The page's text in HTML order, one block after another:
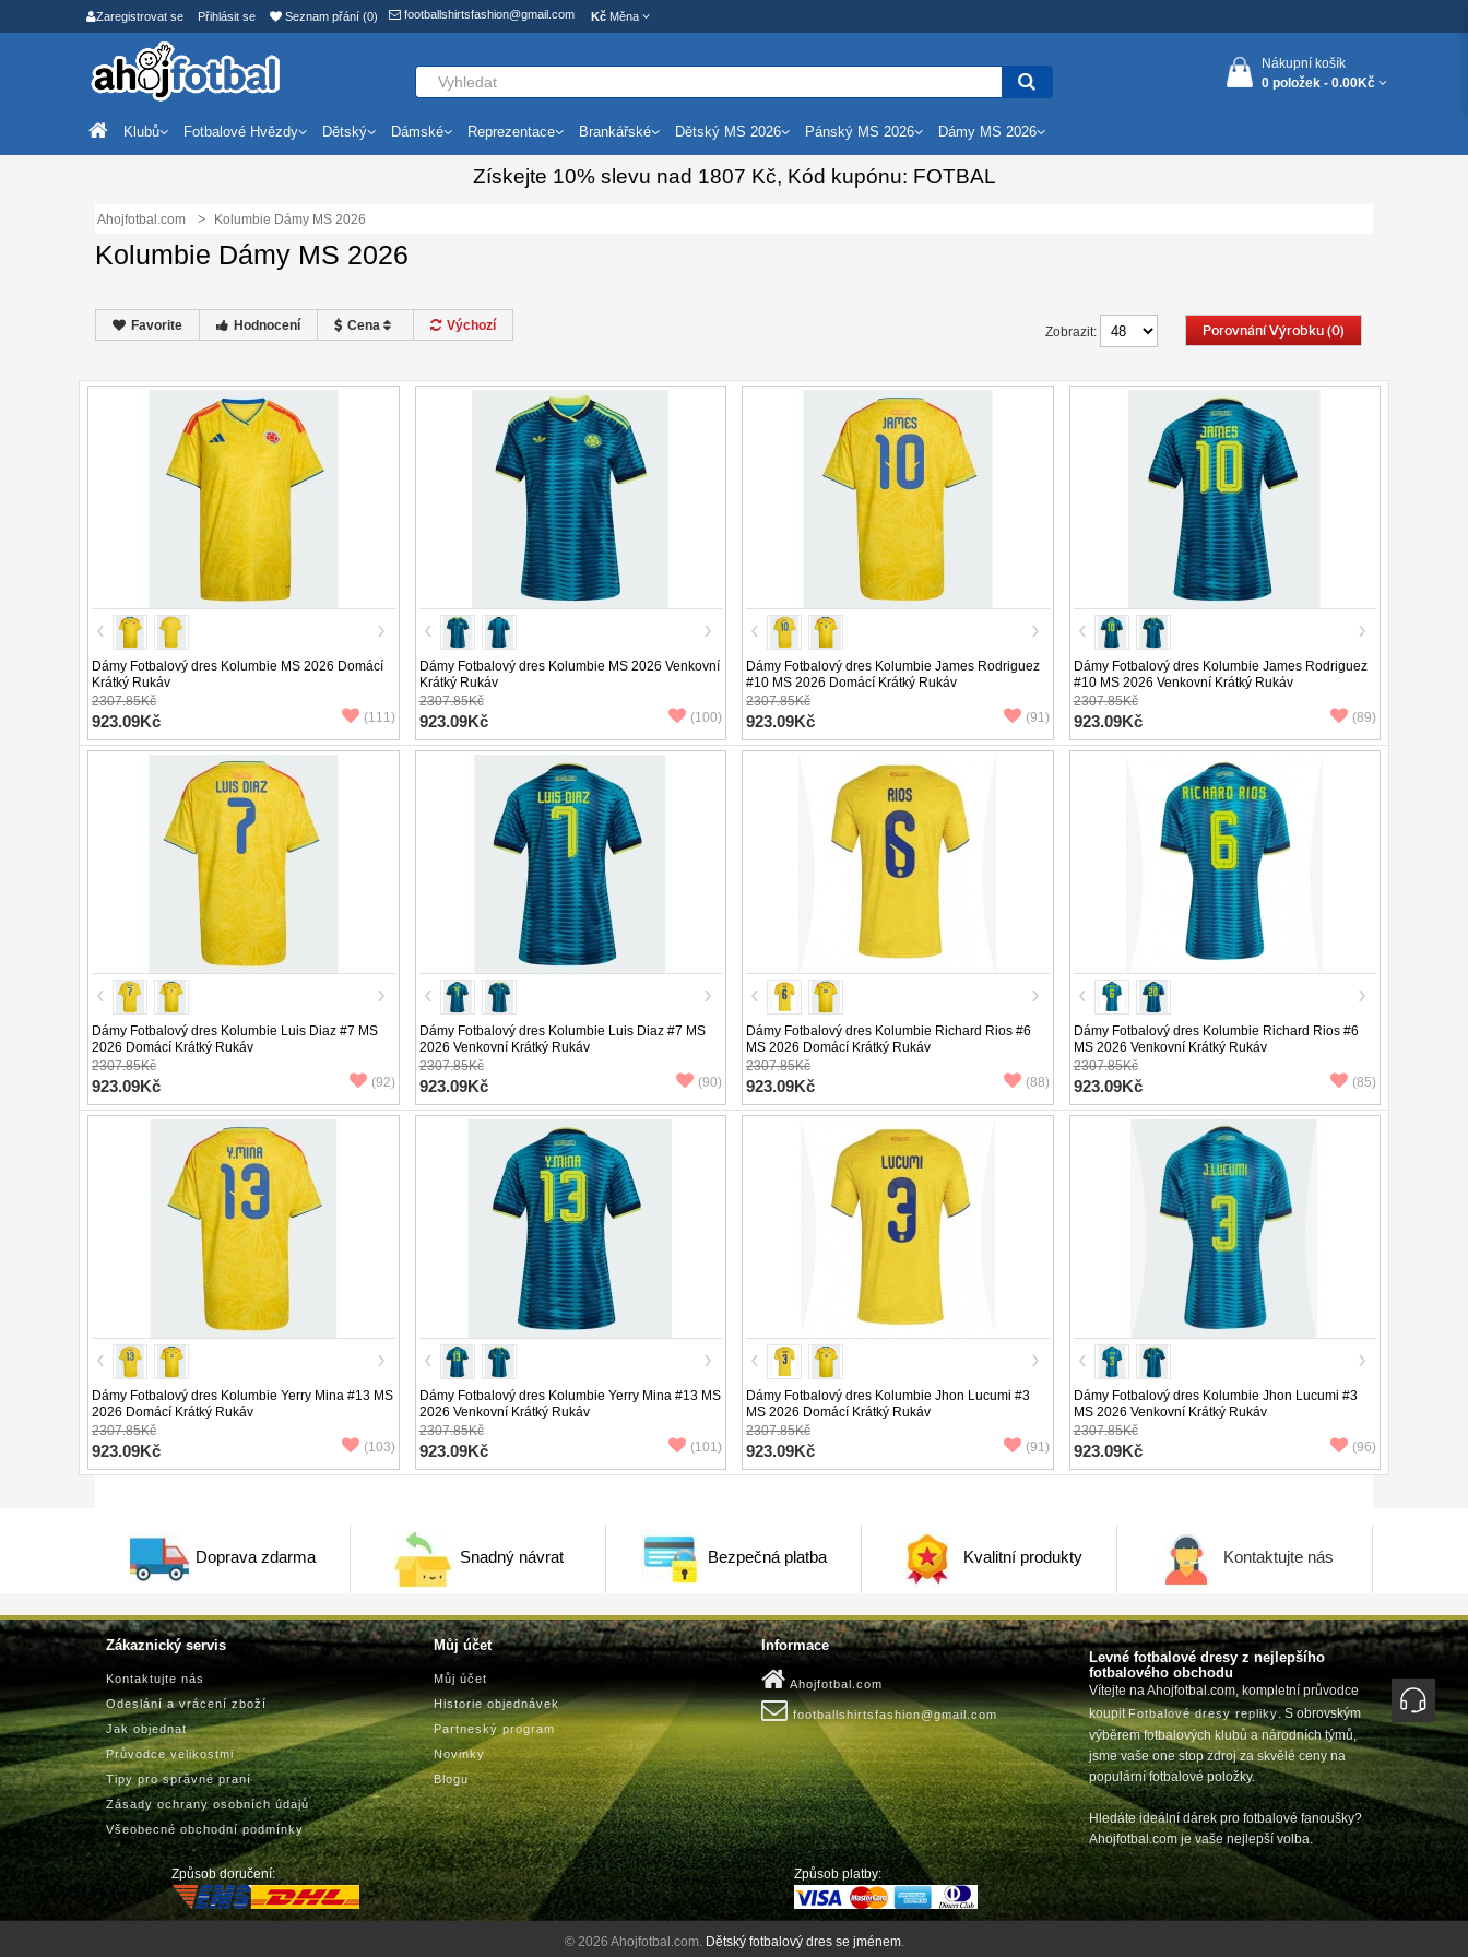
Zaregistrovat se Přihlásit se Seznam přání (0) footballshirtsfashion@gmail.com Kč Měna
Nákupní košík
0 položek - 0.00Kč
Klubů Fotbalové Hvězdy Dětský Dámské Reprezentace Brankářské Dětský MS 2026 Pánský MS 2026 Dámy MS 2026
Získejte 10%slevu nad 1807 Kč, Kód kupónu: FOTBAL
Ahojfotbal.com Kolumbie Dámy MS 2026
Kolumbie Dámy MS 2026
Porovnání Výrobku (0)
Zobrazit:
Favorite Hodnocení Cena Výchozí
Dámy Fotbalový dres Kolumbie MS 2026 Domácí
Krátký Rukáv
2307.85Kč
923.09Kč (111)
Dámy Fotbalový dres Kolumbie MS 2026 Venkovní
Krátký Rukáv
2307.85Kč
923.09Kč (100)
Dámy Fotbalový dres Kolumbie James Rodriguez
#10 MS 2026 Domácí Krátký Rukáv
2307.85Kč
923.09Kč (91)
Dámy Fotbalový dres Kolumbie James Rodriguez
#10 MS 2026 Venkovní Krátký Rukáv
2307.85Kč
923.09Kč (89)
Dámy Fotbalový dres Kolumbie Luis Diaz #7 MS
2026 Domácí Krátký Rukáv
2307.85Kč
923.09Kč (92)
Dámy Fotbalový dres Kolumbie Luis Diaz #7 MS
2026 Venkovní Krátký Rukáv
2307.85Kč
923.09Kč (90)
Dámy Fotbalový dres Kolumbie Richard Rios #6
MS 2026 Domácí Krátký Rukáv
2307.85Kč
923.09Kč (88)
Dámy Fotbalový dres Kolumbie Richard Rios #6
MS 2026 Venkovní Krátký Rukáv
2307.85Kč
923.09Kč (85)
Dámy Fotbalový dres Kolumbie Yerry Mina #13 MS
2026 Domácí Krátký Rukáv
2307.85Kč
923.09Kč (103)
Dámy Fotbalový dres Kolumbie Yerry Mina #13 MS
2026 Venkovní Krátký Rukáv
2307.85Kč
923.09Kč (101)
Dámy Fotbalový dres Kolumbie Jhon Lucumi #3
MS 2026 Domácí Krátký Rukáv
2307.85Kč
923.09Kč (91)
Dámy Fotbalový dres Kolumbie Jhon Lucumi #3
MS 2026 Venkovní Krátký Rukáv
2307.85Kč
923.09Kč (96)
Doprava zdarma Snadný návrat Bezpečná platba Kvalitní produkty Kontaktujte nás
Zákaznický servis
Kontaktujte nás
Odeslání a vrácení zboží
Jak objednat
Průvodce velikostmi
Tipy pro správné praní
Zásady ochrany osobních údajů
Všeobecné obchodní podmínky
Můj účet
Můj účet
Historie objednávek
Partneský program
Novinky
Blogu
Informace
Ahojfotbal.com
footballshirtsfashion@gmail.com
Levné fotbalové dresy z nejlepšího
fotbalového obchodu
Vítejte na Ahojfotbal.com, kompletní průvodce
koupitFotbalové dresy repliky. S obrovským
výběrem fotbalových klubů a národních týmů,
jsme vaše one stop zdroj za skvělé ceny na
populární fotbalové položky.
Hledáte ideální dárek pro fotbalové fanoušky?
Ahojfotbal.com je vaše nejlepší volba.
Způsob doručení: Způsob platby:
© 2026 Ahojfotbal.com. Dětský fotbalový dres se jménem.